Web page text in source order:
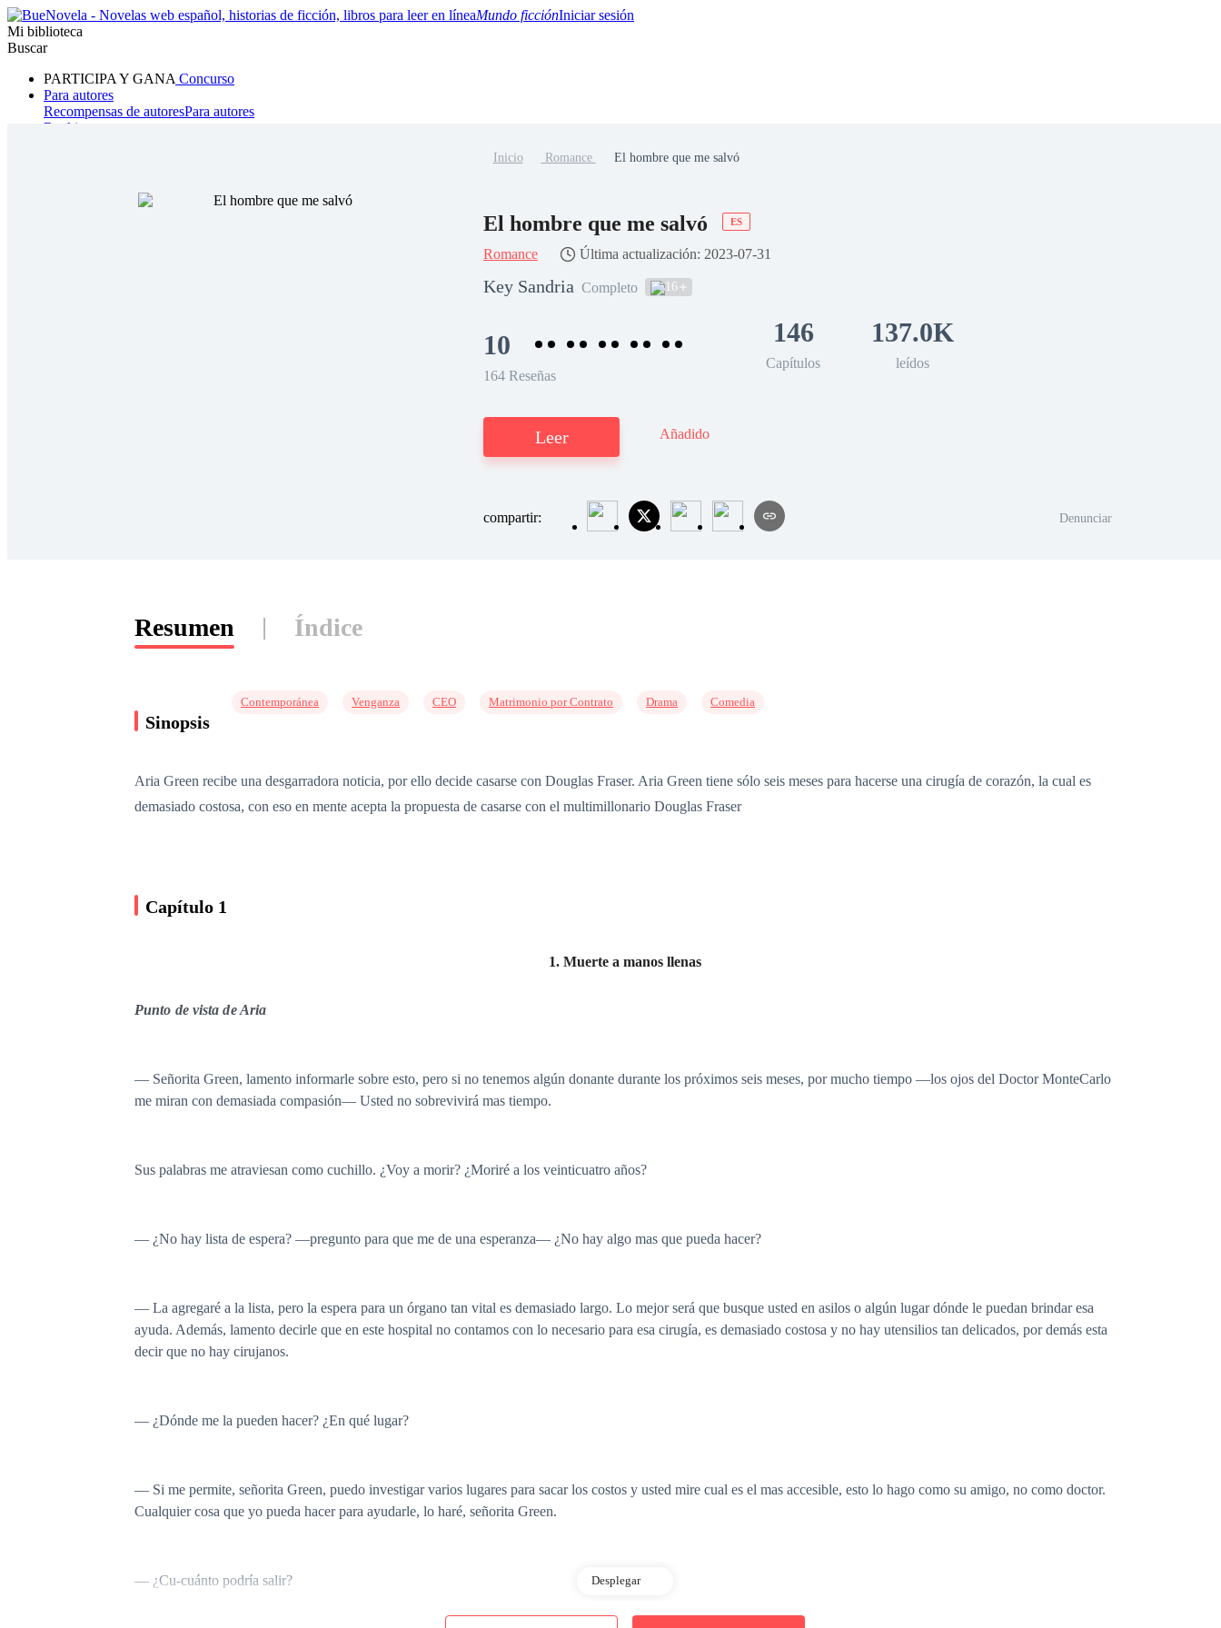
Mundo ficciónIniciar sesión
Mi biblioteca
Buscar
PARTICIPA Y GANA Concurso
Para autores
Recompensas de autoresPara autores
Ranking
Hombre lobo Mafia Sistema Fantasía Urbano
Inicio Romance El hombre que me salvó
El hombre que me salvó ES
Romance Última actualización: 2023-07-31
Key Sandria Completo 16
10
164 Reseñas
146
Capítulos
137.0K
leídos
Leer Añadido
compartir: Denunciar
Resumen Índice
Sinopsis
Contemporánea Venganza CEO Matrimonio por Contrato Drama Comedia
Aria Green recibe una desgarradora noticia, por ello decide casarse con Douglas Fraser. Aria Green tiene sólo seis meses para hacerse una cirugía de corazón, la cual es
demasiado costosa, con eso en mente acepta la propuesta de casarse con el multimillonario Douglas Fraser
Capítulo 1
1. Muerte a manos llenas
Punto de vista de Aria
— Señorita Green, lamento informarle sobre esto, pero si no tenemos algún donante durante los próximos seis meses, por mucho tiempo —los ojos del Doctor MonteCarlo
me miran con demasiada compasión— Usted no sobrevivirá mas tiempo.
Sus palabras me atraviesan como cuchillo. ¿Voy a morir? ¿Moriré a los veinticuatro años?
— ¿No hay lista de espera? —pregunto para que me de una esperanza— ¿No hay algo mas que pueda hacer?
— La agregaré a la lista, pero la espera para un órgano tan vital es demasiado largo. Lo mejor será que busque usted en asilos o algún lugar dónde le puedan brindar esa
ayuda. Además, lamento decirle que en este hospital no contamos con lo necesario para esa cirugía, es demasiado costosa y no hay utensilios tan delicados, por demás esta
decir que no hay cirujanos.
— ¿Dónde me la pueden hacer? ¿En qué lugar?
— Si me permite, señorita Green, puedo investigar varios lugares para sacar los costos y usted mire cual es el mas accesible, esto lo hago como su amigo, no como doctor.
Cualquier cosa que yo pueda hacer para ayudarle, lo haré, señorita Green.
— ¿Cu-cuánto podría salir? Desplegar